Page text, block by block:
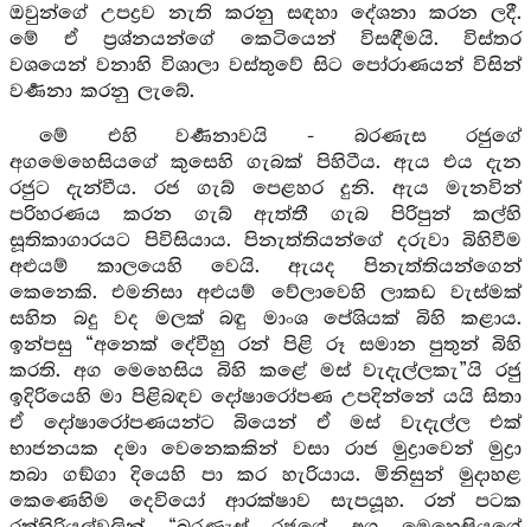
ඔවුන්ගේ උපද්‍රව නැති කරනු සඳහා දේශනා කරන ලදී.
මේ ඒ ප්‍රශ්නයන්ගේ කෙටියෙන් විසඳීමයි. විස්තර
වශයෙන් වනාහි විශාලා වස්තුවේ සිට පෝරාණයන් විසින්
වර්‍ණනා කරනු ලැබේ.
මේ එහි වර්‍ණනාවයි - බරණැස රජුගේ
අගමෙහෙසියගේ කුසෙහි ගැබක් පිහිටීය. ඇය එය දැන
රජුට දැන්වීය. රජ ගැබ් පෙළහර දුනි. ඇය මැනවින්
පරිහරණය කරන ගැබ් ඇත්තී ගැබ පිරිපුන් කල්හි
සූතිකාගාරයට පිවිසියාය. පිනැත්තියන්ගේ දරුවා බිහිවීම
අළුයම් කාලයෙහි වෙයි. ඇයද පිනැත්තියන්ගෙන්
කෙනෙකි. එමනිසා අළුයම් වේලාවෙහි ලාකඩ වැස්මක්
සහිත බදු වද මලක් බඳු මාංශ පේශියක් බිහි කළාය.
ඉන්පසු “අනෙක් දේවීහු රන් පිළි රූ සමාන පුතුන් බිහි
කරති. අග මෙහෙසිය බිහි කළේ මස් වැදැල්ලකැ”යි රජු
ඉදිරියෙහි මා පිළිබඳව දෝෂාරෝපණ උපදින්නේ යයි සිතා
ඒ දෝෂාරෝපණයන්ට බියෙන් ඒ මස් වැදැල්ල එක්
භාජනයක දමා වෙනෙකකින් වසා රාජ මුද්‍රාවෙන් මුද්‍රා
තබා ගඞ්ගා දියෙහි පා කර හැරියාය. මිනිසුන් මුදාහළ
කෙණෙහිම දෙවියෝ ආරක්ෂාව සැපයූහ. රන් පටක